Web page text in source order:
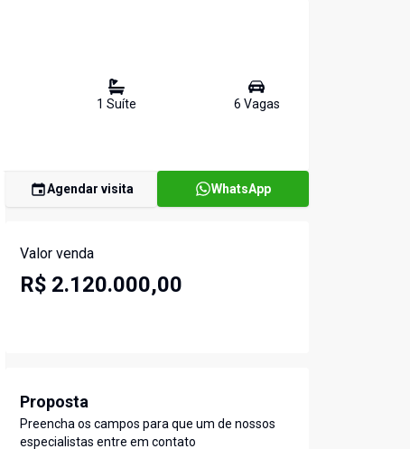
1 Suíte 6 Vagas
Agendar visita WhatsApp
Valor venda
R$ 2.120.000,00
Proposta
Preencha os campos para que um de nossos
especialistas entre em contato